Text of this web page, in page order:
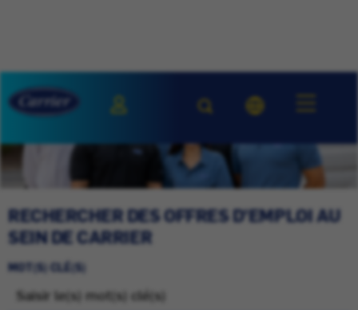
RECHERCHER DES OFFRES D'EMPLOI AU
SEIN DE CARRIER
MOT(S) CLÉ(S)